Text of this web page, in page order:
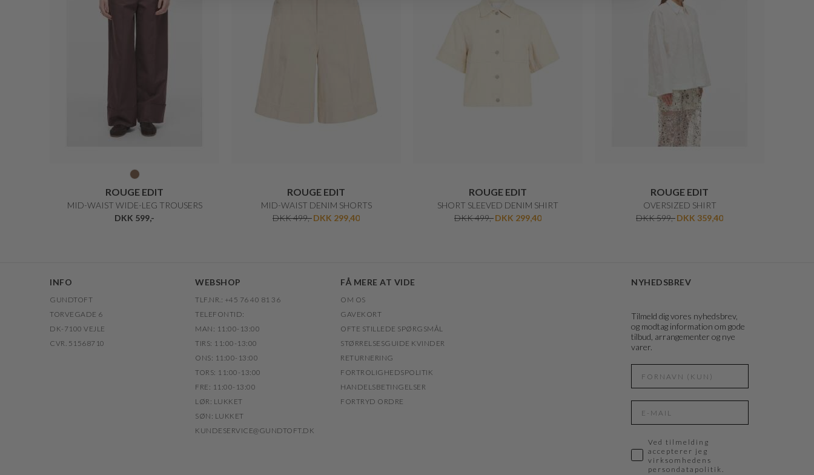
ROUGE EDIT
MID-WAIST WIDE-LEG TROUSERS
DKK 599,-
ROUGE EDIT
MID-WAIST DENIM SHORTS
DKK 499,-DKK 299,40
ROUGE EDIT
SHORT SLEEVED DENIM SHIRT
DKK 499,-DKK 299,40
ROUGE EDIT
OVERSIZED SHIRT
DKK 599,-DKK 359,40
INFO
GUNDTOFT
TORVEGADE 6
DK-7100 VEJLE
CVR. 51568710
WEBSHOP
TLF.NR.: +45 76 40 81 36
TELEFONTID:
MAN: 11:00-13:00
TIRS: 11:00-13:00
ONS: 11:00-13:00
TORS: 11:00-13:00
FRE: 11:00-13:00
LØR: LUKKET
SØN: LUKKET
KUNDESERVICE@GUNDTOFT.DK
FÅ MERE AT VIDE
OM OS
GAVEKORT
OFTE STILLEDE SPØRGSMÅL
STØRRELSESGUIDE KVINDER
RETURNERING
FORTROLIGHEDSPOLITIK
HANDELSBETINGELSER
FORTRYD ORDRE
NYHEDSBREV
Tilmeld dig vores nyhedsbrev,
og modtag information om gode
tilbud, arrangementer og nye
varer.
Ved tilmelding
accepterer jeg
virksomhedens
persondatapolitik.